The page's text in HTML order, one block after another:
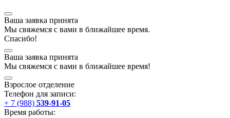
Ваша заявка принята
Мы свяжемся с вами в ближайшее время.
Спасибо!
Ваша заявка принята
Мы свяжемся с вами в ближайшее время!
Взрослое отделение
Телефон для записи:
+ 7 (988) 539-91-05
Время работы: